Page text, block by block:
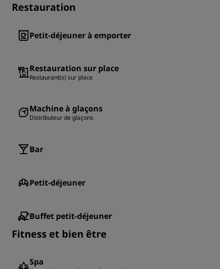
Restauration
Petit-déjeuner à emporter
Restauration sur place
Restaurant(s) sur place
Machine à glaçons
Distributeur de glaçons
Bar
Petit-déjeuner
Buffet petit-déjeuner
Fitness et bien être
Spa